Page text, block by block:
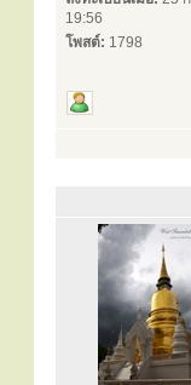
19:56
โพสต์: 1798